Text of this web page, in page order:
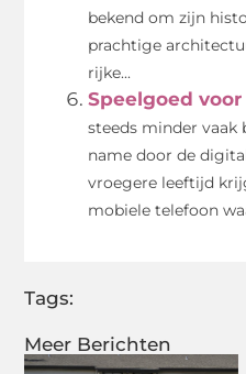
Meer Berichten
bekend om zijn
prachtige
rijke...
Speelgoed
steeds minder
name door de
vroegere leeftijd
mobiele telefoon
Tags: